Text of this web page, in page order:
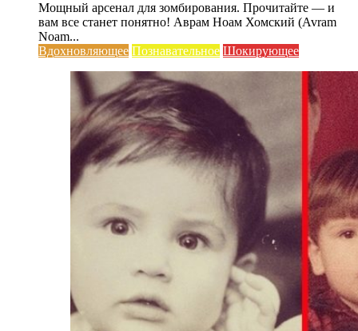
Мощный арсенал для зомбирования. Прочитайте — и
вам все станет понятно! Аврам Ноам Хомский (Avram
Noam...
Вдохновляющее Познавательное Шокирующее